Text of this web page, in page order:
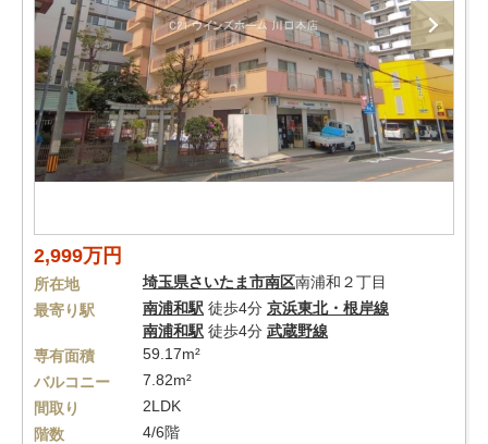
2,999万円
所在地 埼玉県さいたま市南区南浦和２丁目
最寄り駅
南浦和駅 徒歩4分 京浜東北・根岸線
南浦和駅 徒歩4分 武蔵野線
専有面積
59.17m²
バルコニー
7.82m²
間取り
2LDK
階数
4/6階